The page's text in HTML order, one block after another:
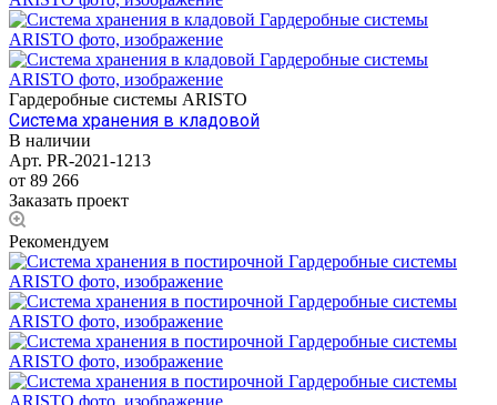
Гардеробные системы ARISTO
Система хранения в кладовой
В наличии
Арт. PR-2021-1213
от 89 266
Заказать проект
Рекомендуем